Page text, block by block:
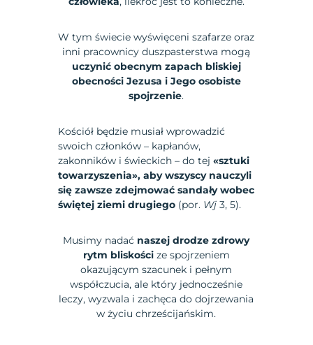
W tym świecie wyświęceni szafarze oraz
inni pracownicy duszpasterstwa mogą
uczynić obecnym zapach bliskiej
obecności Jezusa i Jego osobiste
spojrzenie.
Kościół będzie musiał wprowadzić
swoich członków – kapłanów,
zakonników i świeckich – do tej«sztuki
towarzyszenia», aby wszyscy nauczyli
się zawsze zdejmować sandały wobec
świętej ziemi drugiego (por. Wj 3, 5).
Musimy nadać naszej drodze zdrowy
rytm bliskościze spojrzeniem
okazującym szacunek i pełnym
współczucia, ale który jednocześnie
leczy, wyzwala i zachęca do dojrzewania
w życiu chrześcijańskim.